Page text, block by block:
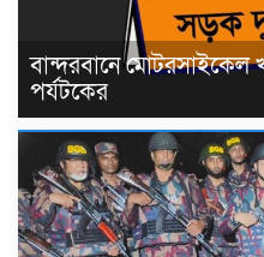
বান্দরবানে মোটরসাইকেল
পর্যটকের